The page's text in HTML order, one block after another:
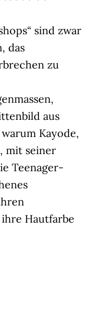
sind zwar
das
zu
aus
Kayode,
mit seiner
Teenager-
Hautfarbe